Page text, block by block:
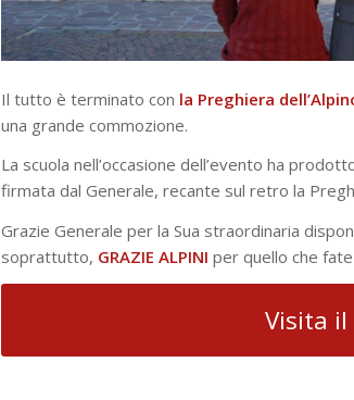
Il tutto è terminato con la Preghiera
una grande commozione.
La scuola nell’occasione dell’evento ha
firmata dal Generale, recante sul retro la
Grazie Generale per la Sua straordinaria
soprattutto, GRAZIE ALPINI per quello che
Visita